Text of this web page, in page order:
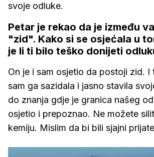
svoje odluke.
Petar je rekao da je između
"zid". Kako si se osjećala u
je li ti bilo teško donijeti
On je i sam osjetio da postoji zid. I
sam ga sazidala i jasno stavila
do znanja gdje je granica našeg
osjetio i prepoznao. Ne možete
kemiju. Mislim da bi bili sjajni